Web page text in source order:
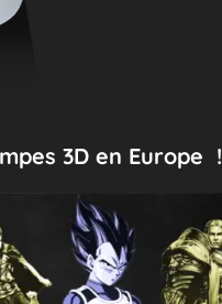
3D en Europe !